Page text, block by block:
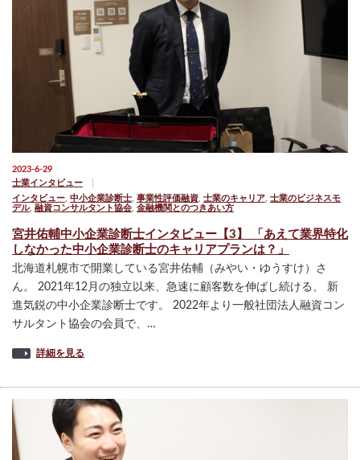
2023-6-29
士業インタビュー
インタビュー 中小企業診断士 事業性評価融資 士業のキャリア 士業のビジネスモ
デル, 融資コンサルタント協会 金融機関とのつきあい方
宮井佑輔中小企業診断士インタビュー【3】 「あえて業界特化
しなかった中小企業診断士のキャリアプランは？」
北海道札幌市で開業している宮井佑輔（みやい・ゆうすけ）さ
ん。 2021年12月の独立以来、急速に顧客数を伸ばし続ける、 新
進気鋭の中小企業診断士です。 2022年より一般社団法人融資コン
サルタント協会の会員で、…
詳細を見る